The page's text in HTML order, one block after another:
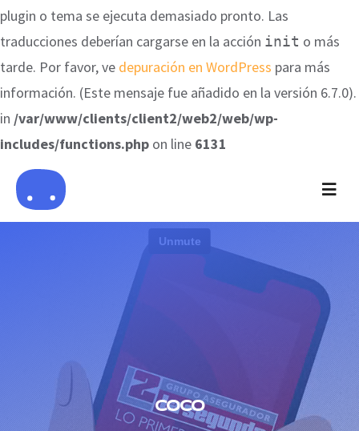
plugin o tema se ejecuta demasiado pronto. Las
traducciones deberían cargarse en la acción init o más
tarde. Por favor, ve depuración en WordPress para más
información. (Este mensaje fue añadido en la versión 6.7.0).
in /var/www/clients/client2/web2/web/wp-
includes/functions.php on line 6131
Saltar
contenido
Nosotros
Qué Hacemos
COCO